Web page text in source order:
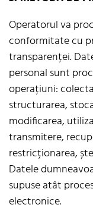
Operatorul va
conformitate cu
transparenței.
personal sunt
operațiuni:
structurarea,
modificarea,
transmitere,
restricționarea,
Datele
supuse atât
electronice.